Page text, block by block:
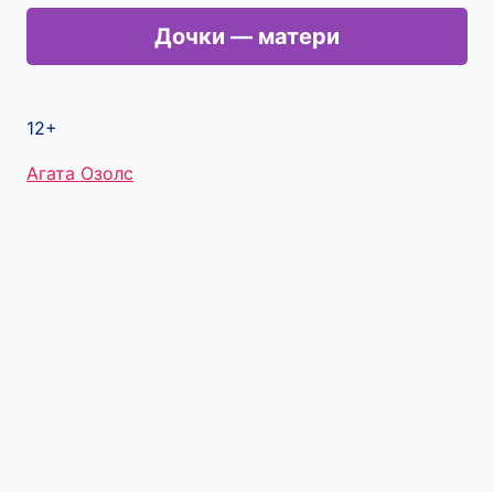
Дочки — матери
12+
Метки
Агата Озолс